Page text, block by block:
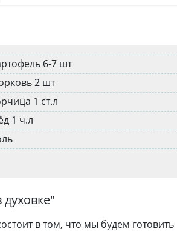
6-7 шт
2 шт
1 ст.л
1 ч.л
"
в том, что мы будем готовить